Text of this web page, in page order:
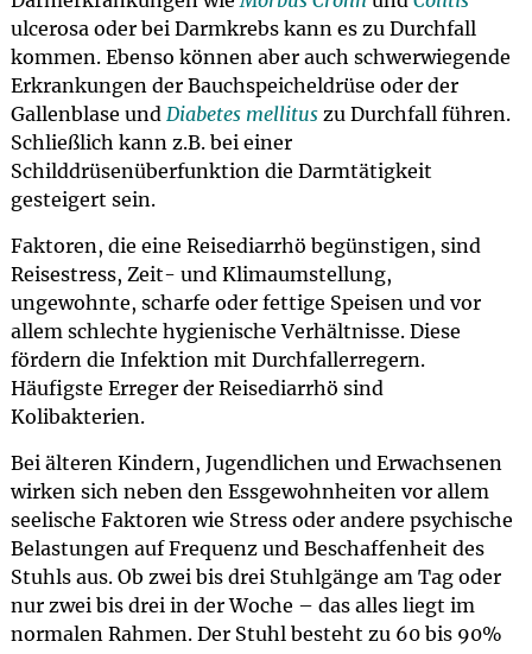
ulcerosa oder bei Darmkrebs kann es zu Durchfall
kommen. Ebenso können aber auch schwerwiegende
Erkrankungen der Bauchspeicheldrüse oder der
Gallenblase und Diabetes mellituszu Durchfall führen.
Schließlich kann z.B. bei einer
Schilddrüsenüberfunktion die Darmtätigkeit
gesteigert sein.
Faktoren, die eine Reisediarrhö begünstigen, sind
Reisestress, Zeit- und Klimaumstellung,
ungewohnte, scharfe oder fettige Speisen und vor
allem schlechte hygienische Verhältnisse. Diese
fördern die Infektion mit Durchfallerregern.
Häufigste Erreger der Reisediarrhö sind
Kolibakterien.
Bei älteren Kindern, Jugendlichen und Erwachsenen
wirken sich neben den Essgewohnheiten vor allem
seelische Faktoren wie Stress oder andere psychische
Belastungen auf Frequenz und Beschaffenheit des
Stuhls aus. Ob zwei bis drei Stuhlgänge am Tag oder
nur zwei bis drei in der Woche – das alles liegt im
normalen Rahmen. Der Stuhl besteht zu 60 bis 90%